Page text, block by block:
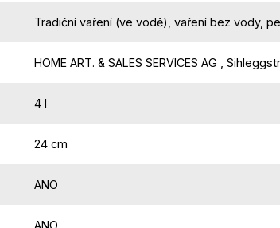
Tradiční vaření (ve vodě), vaření bez vody,
HOME ART. & SALES SERVICES AG ,
4 l
24 cm
ANO